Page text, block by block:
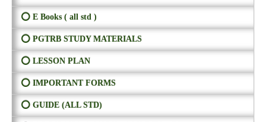
⭕ E Books ( all std )
⭕ PGTRB STUDY MATERIALS
⭕ LESSON PLAN
⭕ IMPORTANT FORMS
⭕ GUIDE (ALL STD)